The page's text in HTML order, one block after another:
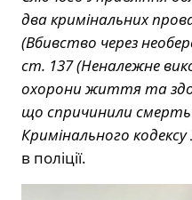
два кримінальних
(Вбивство через
ст. 137 (Неналежне
охорони життя та
що спричинили
Кримінального кодексу
в поліції.